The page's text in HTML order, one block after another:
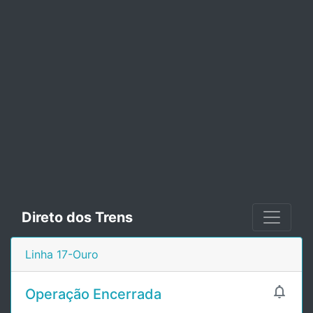
Direto dos Trens
Linha 17-Ouro

Operação Encerrada